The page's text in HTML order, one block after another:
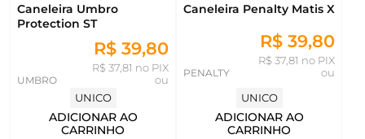
Caneleira Umbro
Protection ST
R$ 39,80
R$ 37,81 no PIX
ou
UMBRO
UNICO
ADICIONAR AO
CARRINHO
Caneleira Penalty Matis X
R$ 39,80
R$ 37,81 no PIX
ou
PENALTY
UNICO
ADICIONAR AO
CARRINHO